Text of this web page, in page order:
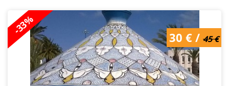
-33%
45 € / 30 €
30 € / 45 €